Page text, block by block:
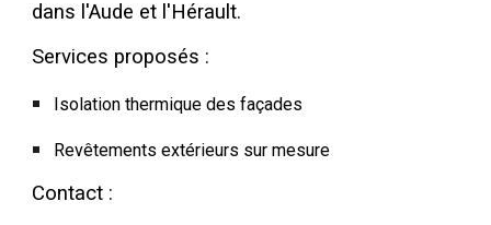
dans l'Aude et l'Hérault.
Services proposés :
Isolation thermique des façades
Revêtements extérieurs sur mesure
Contact :